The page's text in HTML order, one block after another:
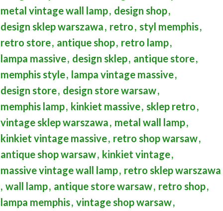
metal vintage wall lamp, design shop,
design sklep warszawa, retro, styl memphis,
retro store, antique shop, retro lamp,
lampa massive, design sklep, antique store,
memphis style, lampa vintage massive,
design store, design store warsaw,
memphis lamp, kinkiet massive, sklep retro,
vintage sklep warszawa, metal wall lamp,
kinkiet vintage massive, retro shop warsaw,
antique shop warsaw, kinkiet vintage,
massive vintage wall lamp, retro sklep warszawa
, wall lamp, antique store warsaw, retro shop,
lampa memphis, vintage shop warsaw,